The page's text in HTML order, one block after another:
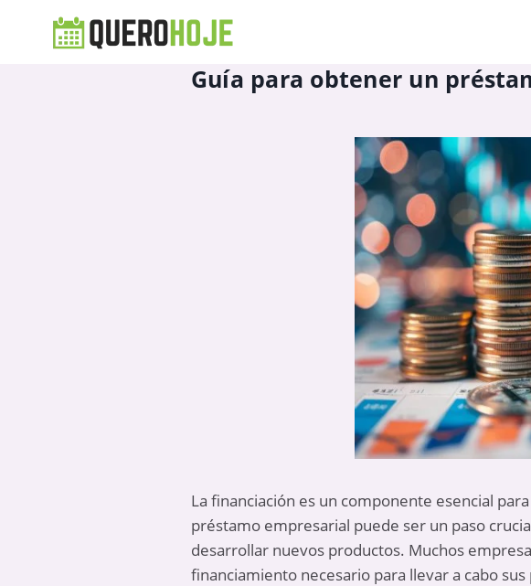
Guía para obtener un
La financiación es un componente esencial
préstamo empresarial puede ser un paso
desarrollar nuevos productos. Muchos
financiamiento necesario para llevar a cabo